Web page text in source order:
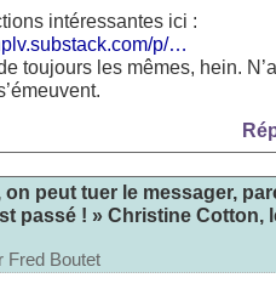
intéressantes ici :
p/…
toujours les mêmes, hein.
on peut tuer le messager,
passé ! » Christine Cotton,
Fred Boutet